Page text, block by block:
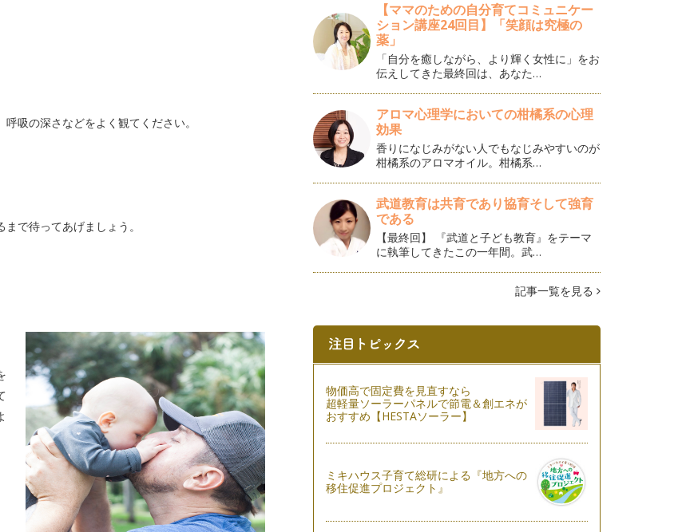
吸の深さなどをよく観てください。
で待ってあげましょう。
【ママのための自分育てコミュニケー
ション講座24回目】「笑顔は究極の
薬」
「自分を癒しながら、より輝く女性に」をお
伝えしてきた最終回は、あなた…
アロマ心理学においての柑橘系の心理
効果
香りになじみがない人でもなじみやすいのが
柑橘系のアロマオイル。柑橘系…
武道教育は共育であり協育そして強育
である
【最終回】 『武道と子ども教育』をテーマ
に執筆してきたこの一年間。武…
記事一覧を見る
物価高で固定費を見直すなら
超軽量ソーラーパネルで節電＆創エネが
おすすめ【HESTAソーラー】
ミキハウス子育て総研による『地方への
移住促進プロジェクト』